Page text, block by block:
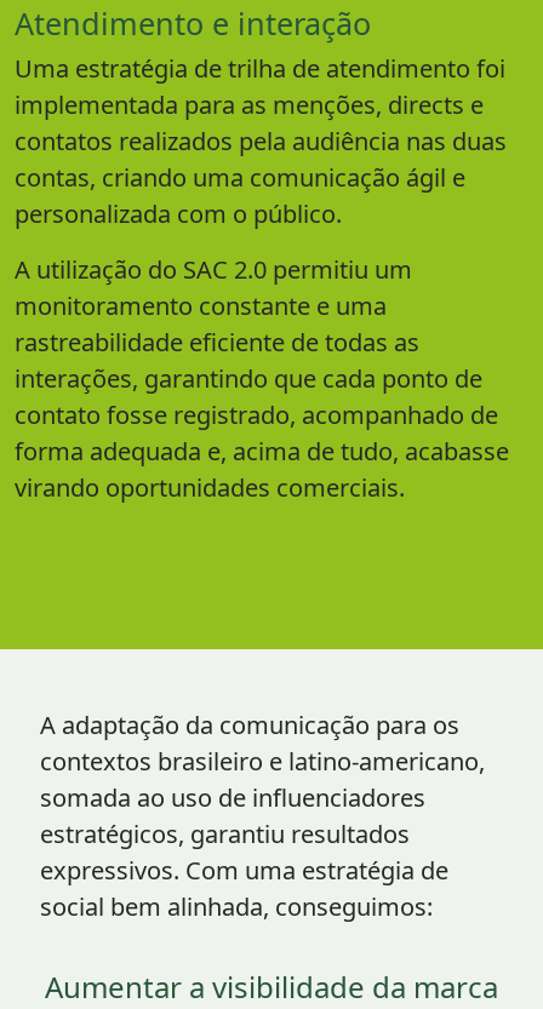
Atendimento e interação
Uma estratégia de trilha de atendimento foi
implementada para as menções, directs e
contatos realizados pela audiência nas duas
contas, criando uma comunicação ágil e
personalizada com o público.
A utilização do SAC 2.0 permitiu um
monitoramento constante e uma
rastreabilidade eficiente de todas as
interações, garantindo que cada ponto de
contato fosse registrado, acompanhado de
forma adequada e, acima de tudo, acabasse
virando oportunidades comerciais.
A adaptação da comunicação para os
contextos brasileiro e latino-americano,
somada ao uso de influenciadores
estratégicos, garantiu resultados
expressivos. Com uma estratégia de
social bem alinhada, conseguimos:
Aumentar a visibilidade da marca